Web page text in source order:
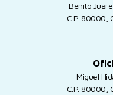
Benito
C.P. 80000,
Miguel
C.P. 80000,